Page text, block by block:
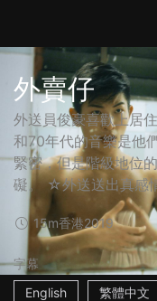
外賣仔
外送員俊豪喜歡上居
和70年代的音樂是他
緊密，但是階級地位
礙。 ☆外送送出真感
15m香港2019
字幕
English
繁體中文